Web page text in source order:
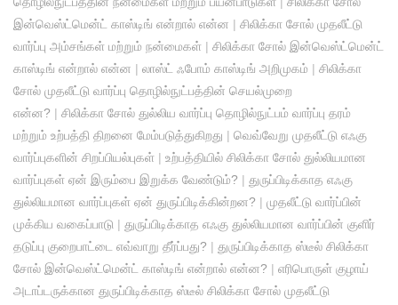
இன்வெஸ்ட்மென்ட் காஸ்டிங் என்றால் என்ன | சிலிக்கா சோல் முதலீட்டு
வார்ப்பு அம்சங்கள் மற்றும் நன்மைகள் | சிலிக்கா சோல் இன்வெஸ்ட்மென்ட்
காஸ்டிங் என்றால் என்ன | லாஸ்ட் ஃபோம் காஸ்டிங் அறிமுகம் | சிலிக்கா
சோல் முதலீட்டு வார்ப்பு தொழில்நுட்பத்தின் செயல்முறை
என்ன? | சிலிக்கா சோல் துல்லிய வார்ப்பு தொழில்நுட்பம் வார்ப்பு தரம்
மற்றும் உற்பத்தி திறனை மேம்படுத்துகிறது | வெவ்வேறு முதலீட்டு எஃகு
வார்ப்புகளின் சிறப்பியல்புகள் | உற்பத்தியில் சிலிக்கா சோல் துல்லியமான
வார்ப்புகள் ஏன் இரும்பை இறுக்க வேண்டும்? | துருப்பிடிக்காத எஃகு
துல்லியமான வார்ப்புகள் ஏன் துருப்பிடிக்கின்றன? | முதலீட்டு வார்ப்பின்
முக்கிய வகைப்பாடு | துருப்பிடிக்காத எஃகு துல்லியமான வார்ப்பின் குளிர்
தடுப்பு குறைபாட்டை எவ்வாறு தீர்ப்பது? | துருப்பிடிக்காத ஸ்டீல் சிலிக்கா
சோல் இன்வெஸ்ட்மென்ட் காஸ்டிங் என்றால் என்ன? | எரிபொருள் குழாய்
அடாப்டருக்கான துருப்பிடிக்காத ஸ்டீல் சிலிக்கா சோல் முதலீட்டு